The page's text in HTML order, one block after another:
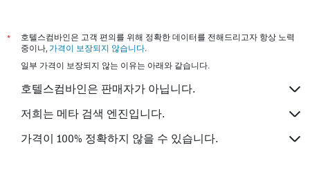
*
호텔스컴바인은 고객 편의를 위해 정확한 데이터를 전해드리고자 항상 노력
중이나, 가격이 보장되지 않습니다.
일부 가격이 보장되지 않는 이유는 아래와 같습니다.
호텔스컴바인은 판매자가 아닙니다.
저희는 메타 검색 엔진입니다.
가격이 100% 정확하지 않을 수 있습니다.